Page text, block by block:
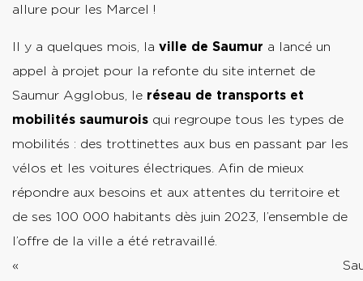
allure pour les Marcel !
Il y a quelques mois, la ville de Saumur a lancé un
appel à projet pour la refonte du site internet de
Saumur Agglobus, le réseau de transports et
mobilités saumurois qui regroupe tous les types de
mobilités : des trottinettes aux bus en passant par les
vélos et les voitures électriques. Afin de mieux
répondre aux besoins et aux attentes du territoire et
de ses 100 000 habitants dès juin 2023, l’ensemble de
l’offre de la ville a été retravaillé.
«